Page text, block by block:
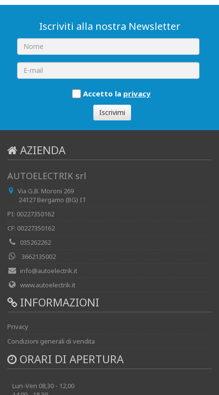
Iscriviti alla nostra Newsletter
Accetto la privacy
Iscrivimi
AZIENDA
AUTOELECTRIK srl
Via G.B. Moroni 269
24127 Bergamo (BG) IT
PI: 00227350162
CF: 00227350162
035262262
3662135002
info@autoelectrik.it
www.autoelectrik.it
INFORMAZIONI
Privacy
Condizioni generali di vendita
ORARI DI APERTURA
Lun-Ven 08,30 - 12,00